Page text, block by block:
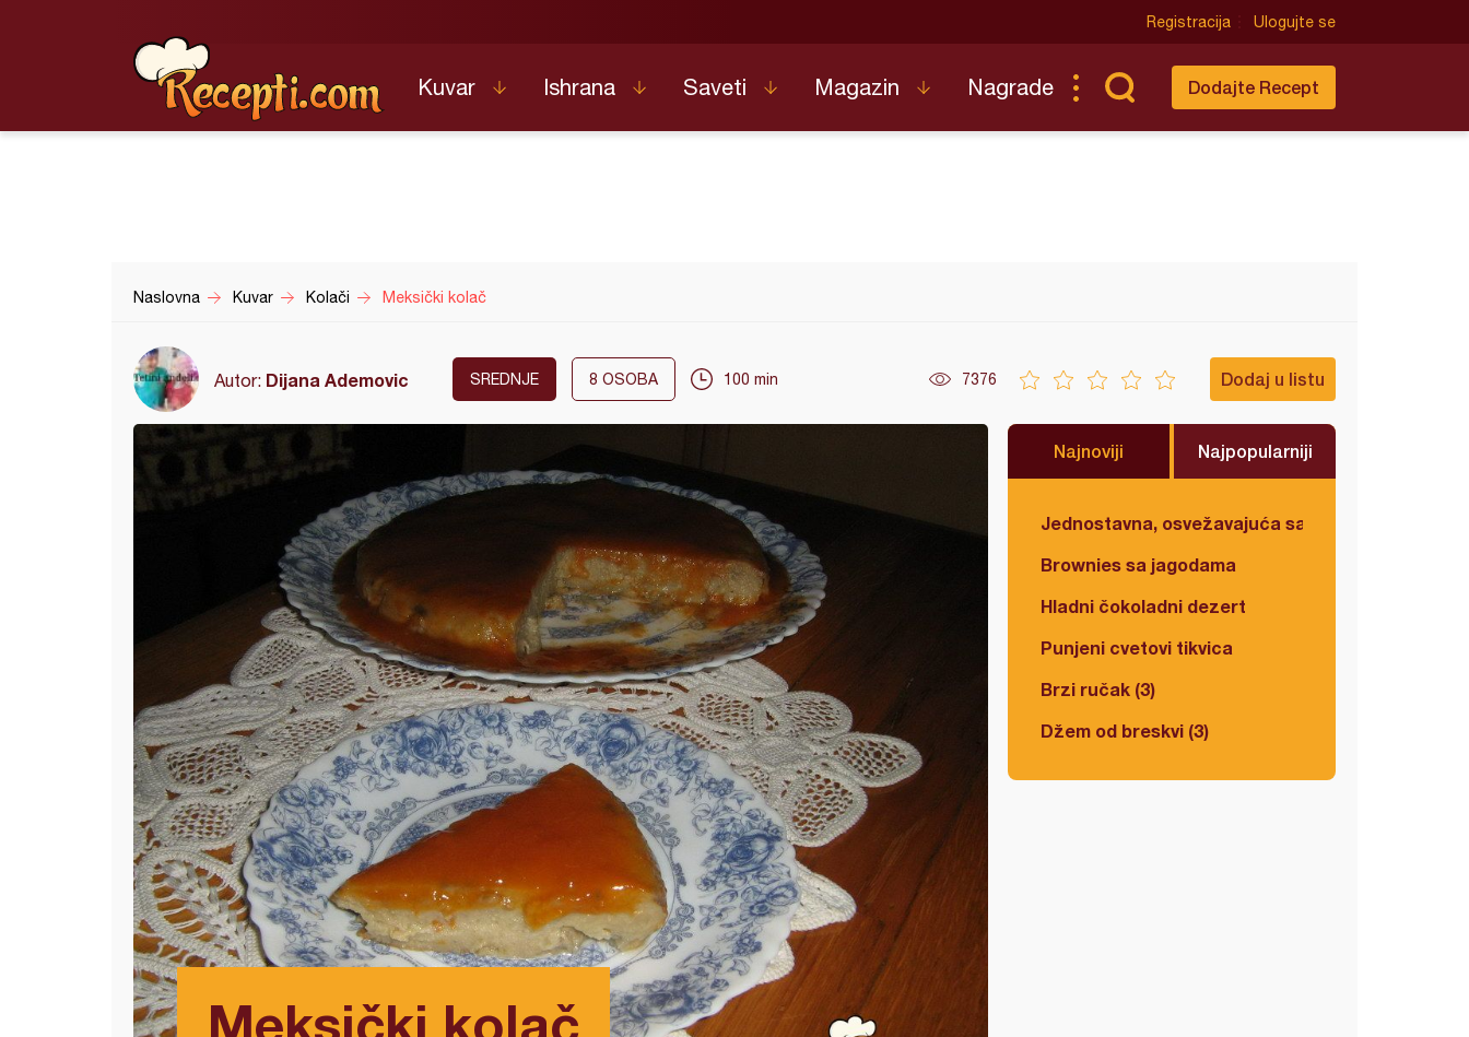
Registracija Ulogujte se
Kuvar Ishrana Saveti Magazin Nagrade Dodajte Recept
Naslovna Kuvar Kolači Meksički kolač
Autor: Dijana Ademovic SREDNJE 8 OSOBA 100 min 7376 Dodaj u listu
Meksički kolač
Najnoviji Najpopularniji
Jednostavna, osvežavajuća salata
Brownies sa jagodama
Hladni čokoladni dezert
Punjeni cvetovi tikvica
Brzi ručak (3)
Džem od breskvi (3)